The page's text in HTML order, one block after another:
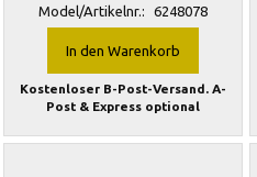
Model/Artikelnr.: 6248078
In den Warenkorb
Kostenloser B-Post-Versand. A-
Post & Express optional